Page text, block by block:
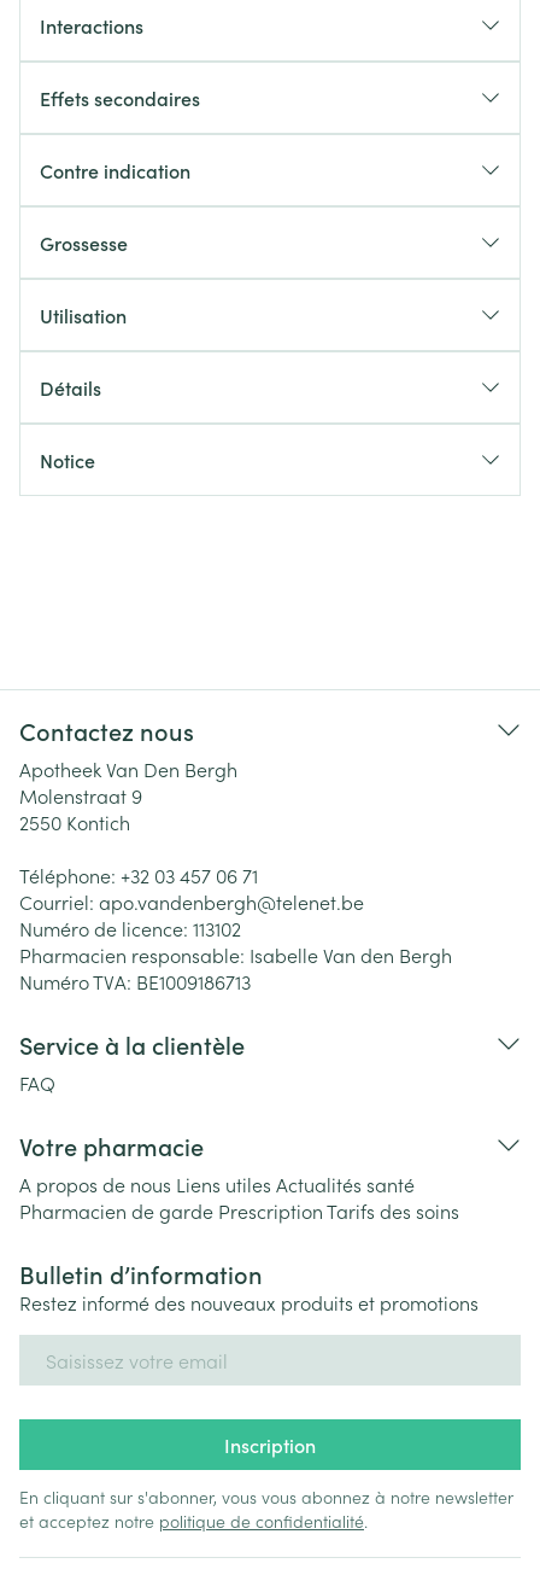
Interactions
Effets secondaires
Contre indication
Grossesse
Utilisation
Détails
Notice
Contactez nous
Apotheek Van Den Bergh
Molenstraat 9
2550 Kontich
Téléphone: +32 03 457 06 71
Courriel: apo.vandenbergh@telenet.be
Numéro de licence: 113102
Pharmacien responsable: Isabelle Van den Bergh
Numéro TVA: BE1009186713
Service à la clientèle
FAQ
Votre pharmacie
A propos de nous Liens utiles Actualités santé
Pharmacien de garde PrescriptionTarifs des soins
Bulletin d’information
Restez informé des nouveaux produits et promotions
Inscription
En cliquant sur s'abonner, vous vous abonnez à notre newsletter
et acceptez notre politique de confidentialité.